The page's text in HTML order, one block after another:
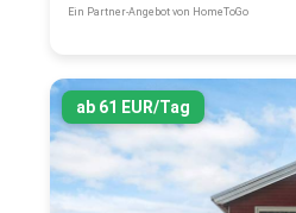
Ein Partner-Angebot von HomeToGo
ab 61 EUR/Tag